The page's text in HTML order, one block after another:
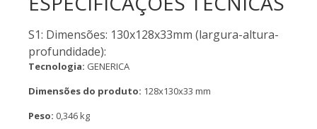
S1: Dimensões: 130x128x33mm (largura-altura-
profundidade):
Tecnologia: GENERICA
Dimensões do produto: 128x130x33 mm
Peso: 0,346 kg